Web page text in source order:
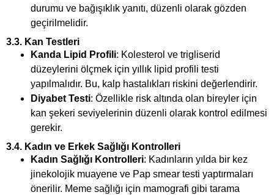
durumu ve bağışıklık yanıtı, düzenli olarak gözden
geçirilmelidir.
3.3. Kan Testleri
Kanda Lipid Profili: Kolesterol ve trigliserid
düzeylerini ölçmek için yıllık lipid profili testi
yapılmalıdır. Bu, kalp hastalıkları riskini değerlendirir.
Diyabet Testi: Özellikle risk altında olan bireyler için
kan şekeri seviyelerinin düzenli olarak kontrol edilmesi
gerekir.
3.4. Kadın ve Erkek Sağlığı Kontrolleri
Kadın Sağlığı Kontrolleri: Kadınların yılda bir kez
jinekolojik muayene ve Pap smear testi yaptırmaları
önerilir. Meme sağlığı için mamografi gibi tarama